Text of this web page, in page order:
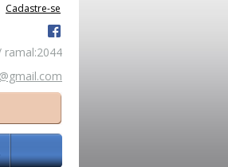
Cadastre-se
ramal:2044